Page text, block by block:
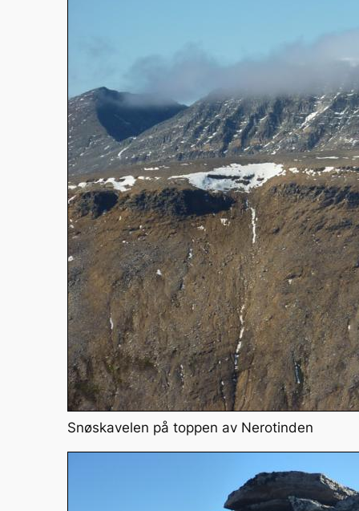
Snøskavelen på toppen av Nerotinden